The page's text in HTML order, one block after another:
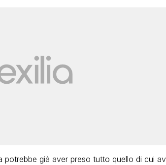
potrebbe già aver preso tutto quello di cui